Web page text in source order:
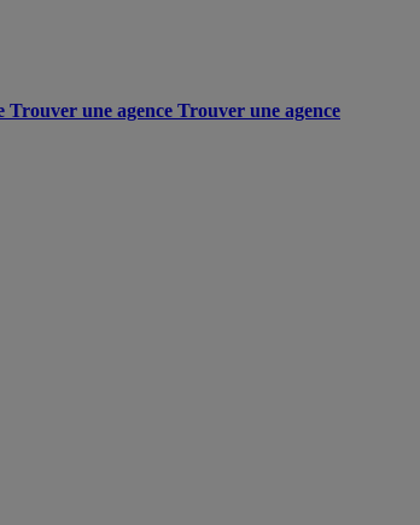
Trouver une agence Trouver une agence